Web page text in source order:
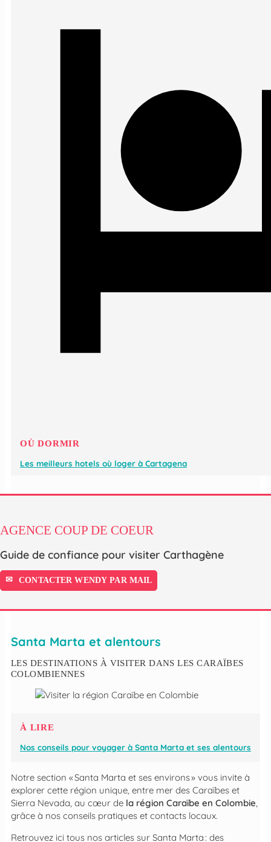
OÙ DORMIR
Les meilleurs hotels où loger à Cartagena
AGENCE COUP DE COEUR
Guide de confiance pour visiter Carthagène
CONTACTER WENDY PAR MAIL
Santa Marta et alentours
LES DESTINATIONS À VISITER DANS LES CARAÏBES
COLOMBIENNES
À LIRE
Nos conseils pour voyager à Santa Marta et ses alentours
Notre section « Santa Marta et ses environs » vous invite à
explorer cette région unique, entre mer des Caraïbes et
Sierra Nevada, au cœur de la région Caraïbe en Colombie
grâce à nos conseils pratiques et contacts locaux.
Retrouvez ici tous nos articles sur Santa Marta : des